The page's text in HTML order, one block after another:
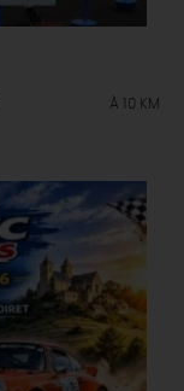
À 10 KM